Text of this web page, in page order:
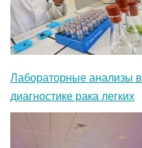
Лабораторные анализы в
диагностике рака легких